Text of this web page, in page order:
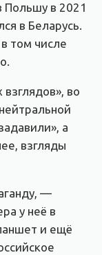
Польшу в 2021
в Беларусь.
том числе
во
а
взгляды
—
у неё в
и ещё